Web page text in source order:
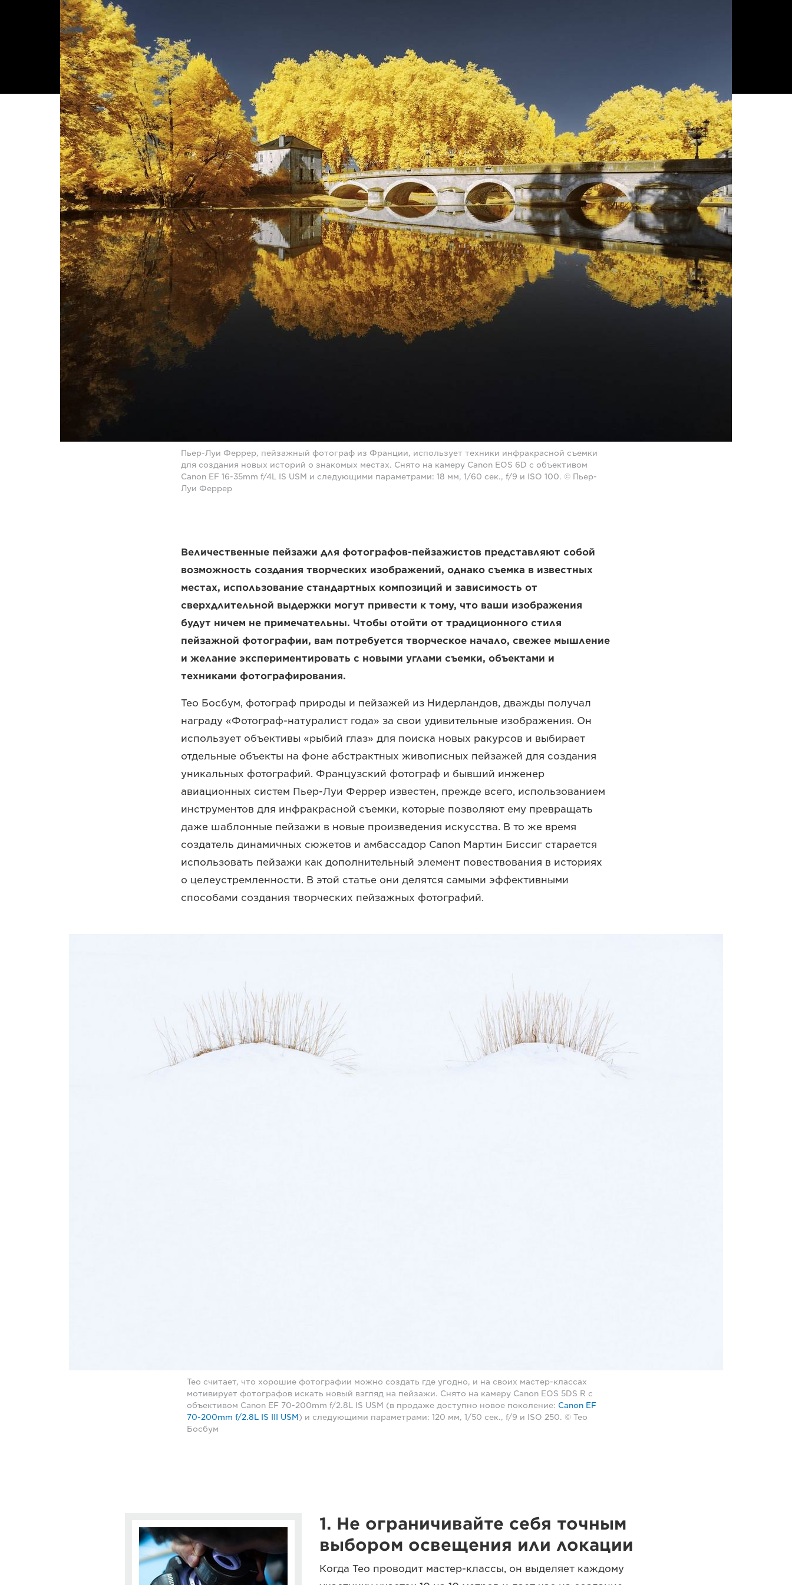
Пьер-Луи Феррер, пейзажный фотограф из Франции, использует техники инфракрасной съемки
для создания новых историй о знакомых местах. Снято на камеру Canon EOS 6D с объективом
Canon EF 16-35mm f/4L IS USM и следующими параметрами: 18 мм, 1/60 сек., f/9 и ISO 100. © Пьер-
Луи Феррер
Величественные пейзажи для фотографов-пейзажистов представляют собой
возможность создания творческих изображений, однако съемка в известных
местах, использование стандартных композиций и зависимость от
сверхдлительной выдержки могут привести к тому, что ваши изображения
будут ничем не примечательны. Чтобы отойти от традиционного стиля
пейзажной фотографии, вам потребуется творческое начало, свежее мышление
и желание экспериментировать с новыми углами съемки, объектами и
техниками фотографирования.
Тео Босбум, фотограф природы и пейзажей из Нидерландов, дважды получал
награду «Фотограф-натуралист года» за свои удивительные изображения. Он
использует объективы «рыбий глаз» для поиска новых ракурсов и выбирает
отдельные объекты на фоне абстрактных живописных пейзажей для создания
уникальных фотографий. Французский фотограф и бывший инженер
авиационных систем Пьер-Луи Феррер известен, прежде всего, использованием
инструментов для инфракрасной съемки, которые позволяют ему превращать
даже шаблонные пейзажи в новые произведения искусства. В то же время
создатель динамичных сюжетов и амбассадор Canon Мартин Биссиг старается
использовать пейзажи как дополнительный элемент повествования в историях
о целеустремленности. В этой статье они делятся самыми эффективными
способами создания творческих пейзажных фотографий.
Тео считает, что хорошие фотографии можно создать где угодно, и на своих мастер-классах
мотивирует фотографов искать новый взгляд на пейзажи. Снято на камеру Canon EOS 5DS R с
объективом Canon EF 70-200mm f/2.8L IS USM (в продаже доступно новое поколение: Canon EF
70-200mm f/2.8L IS III USM ) и следующими параметрами: 120 мм, 1/50 сек., f/9 и ISO 250. © Тео
Босбум
1. Не ограничивайте себя точным
выбором освещения или локации
Когда Тео проводит мастер-классы, он выделяет каждому